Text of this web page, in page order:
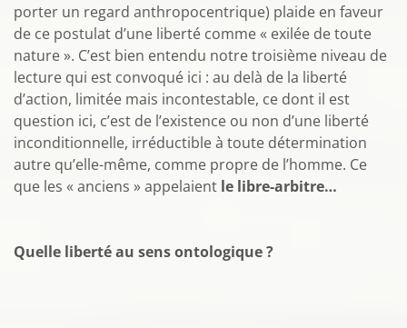
porter un regard anthropocentrique) plaide en faveur
de ce postulat d’une liberté comme « exilée de toute
nature ». C’est bien entendu notre troisième niveau de
lecture qui est convoqué ici : au delà de la liberté
d’action, limitée mais incontestable, ce dont il est
question ici, c’est de l’existence ou non d’une liberté
inconditionnelle, irréductible à toute détermination
autre qu’elle-même, comme propre de l’homme. Ce
que les « anciens » appelaient le libre-arbitre…
Quelle liberté au sens ontologique ?